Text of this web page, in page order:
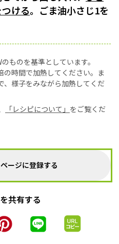
ける。ごま油小さじ1を
ものを基準としています。
の時間で加熱してください。ま
、様子をみながら加熱してくだ
「レシピについて」 をご覧くだ
ージに登録する
共有する